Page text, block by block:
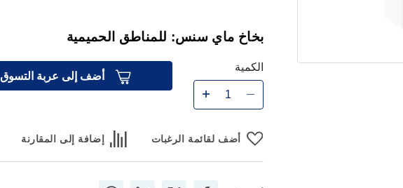
بخاخ ماي سنس: للمناطق الحميمية
الكمية
أضف إلى عربة التسوق
أضف لقائمة الرغبات إضافة إلى المقارنة